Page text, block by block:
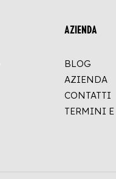
AZIENDA
BLOG
AZIENDA
CONTATTI
TERMINI